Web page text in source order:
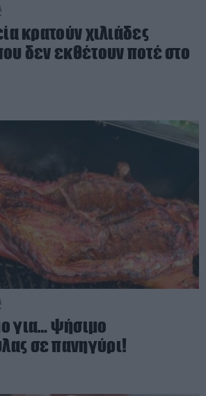
κρατούν χιλιάδες
δεν εκθέτουν ποτέ στο
για… ψήσιμο
σε πανηγύρι!